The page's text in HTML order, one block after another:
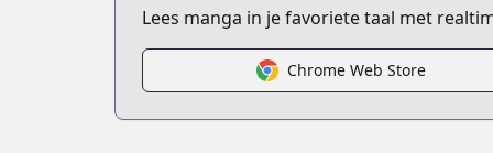
https://www.mangaupdates.com/
novelUpdates
novelUpdates
https://www.novelupdates.com/
Lees manga in je favoriete taal met
Chrome Web Store